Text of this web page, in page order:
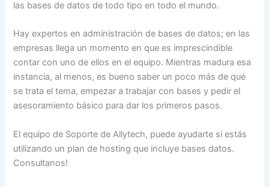
las bases de datos de todo tipo en todo el mundo.
Hay expertos en administración de bases de datos; en las
empresas llega un momento en que es imprescindible
contar con uno de ellos en el equipo. Mientras madura esa
instancia, al menos, es bueno saber un poco más de qué
se trata el tema, empezar a trabajar con bases y pedir el
asesoramiento básico para dar los primeros pasos.
El equipo de Soporte de Allytech, puede ayudarte si estás
utilizando un plan de hosting que incluye bases datos.
Consultanos!